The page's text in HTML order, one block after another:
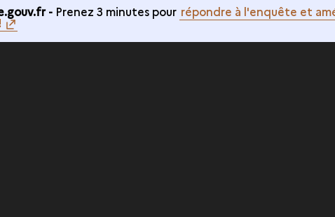
- Prenez 3 minutes pour répondre à l'enquête et